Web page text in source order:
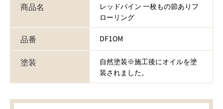
商品名
レッドパイン 一枚もの節ありフ
ローリング
品番 DF1OM
塗装
自然塗装※施工後にオイルを塗
装されました。